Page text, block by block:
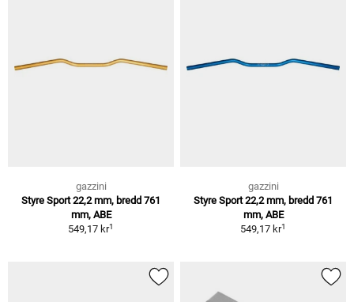
gazzini
Styre Sport 22,2 mm, bredd 761
mm, ABE
549,17 kr1
gazzini
Styre Sport 22,2 mm, bredd 761
mm, ABE
549,17 kr1